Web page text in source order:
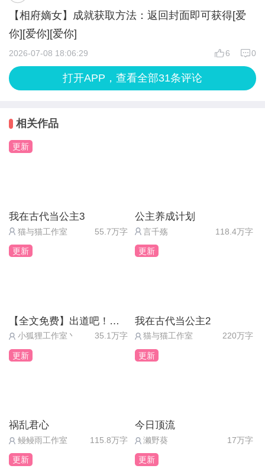
【相府嫡女】成就获取方法：返回封面即可获得[爱
你][爱你][爱你]
0
6
2026-07-08 18:06:29
打开APP，查看全部31条评论
相关作品
更新
我在古代当公主3
猫与猫工作室 55.7万字
公主养成计划
言千殇 118.4万字
更新
【全文免费】出道吧！超级偶像2（送月卡）
小狐狸工作室丶 35.1万字
更新
我在古代当公主2
猫与猫工作室 220万字
更新
祸乱君心
鳗鳗雨工作室 115.8万字
更新
今日顶流
濑野葵 17万字
更新 更新